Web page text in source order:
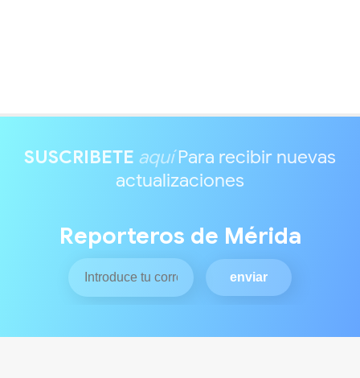
SUSCRIBETE aquíPara recibir nuevas
actualizaciones
Reporteros de Mérida